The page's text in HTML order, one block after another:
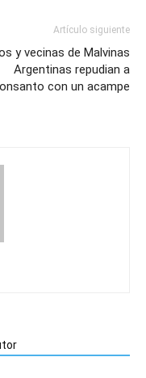
Artículo siguiente
y vecinas de Malvinas
Argentinas repudian a
con un acampe